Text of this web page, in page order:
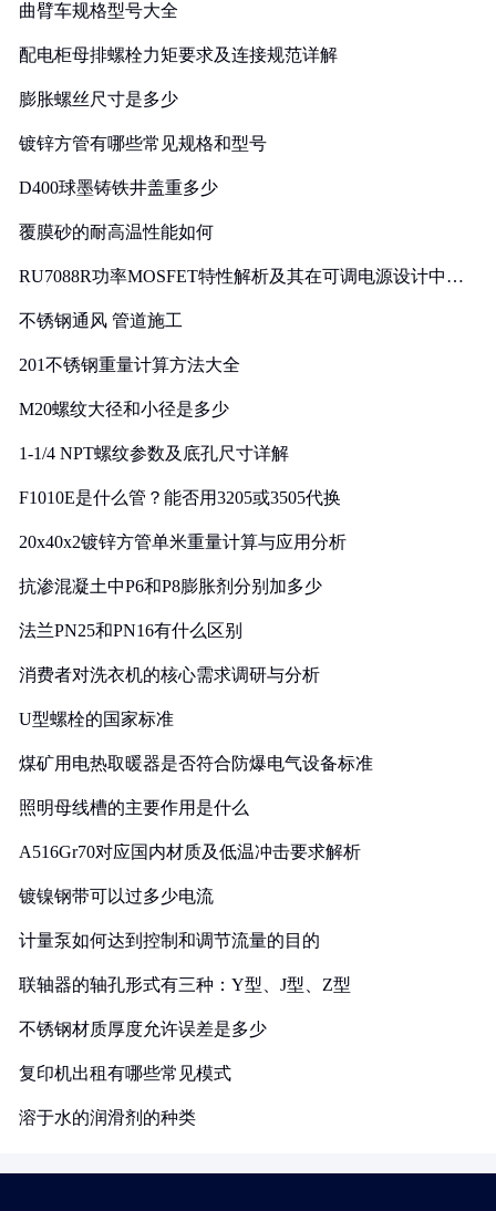
曲臂车规格型号大全
配电柜母排螺栓力矩要求及连接规范详解
膨胀螺丝尺寸是多少
镀锌方管有哪些常见规格和型号
D400球墨铸铁井盖重多少
覆膜砂的耐高温性能如何
RU7088R功率MOSFET特性解析及其在可调电源设计中的
不锈钢通风 管道施工
201不锈钢重量计算方法大全
M20螺纹大径和小径是多少
1-1/4 NPT螺纹参数及底孔尺寸详解
F1010E是什么管？能否用3205或3505代换
20x40x2镀锌方管单米重量计算与应用分析
抗渗混凝土中P6和P8膨胀剂分别加多少
法兰PN25和PN16有什么区别
消费者对洗衣机的核心需求调研与分析
U型螺栓的国家标准
煤矿用电热取暖器是否符合防爆电气设备标准
照明母线槽的主要作用是什么
A516Gr70对应国内材质及低温冲击要求解析
镀镍钢带可以过多少电流
计量泵如何达到控制和调节流量的目的
联轴器的轴孔形式有三种：Y型、J型、Z型
不锈钢材质厚度允许误差是多少
复印机出租有哪些常见模式
溶于水的润滑剂的种类